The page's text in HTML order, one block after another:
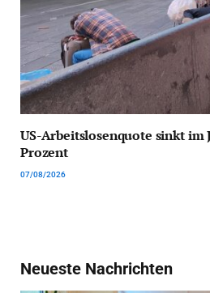
US-Arbeitslosenquote sinkt im
Prozent
07/08/2026
Neueste Nachrichten